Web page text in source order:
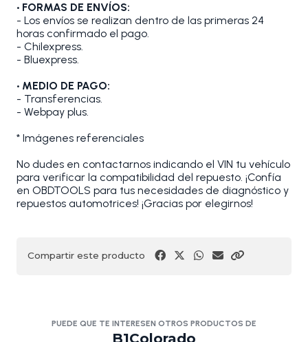
• FORMAS DE ENVÍOS:
- Los envíos se realizan dentro de las primeras 24
horas confirmado el pago.
- Chilexpress.
- Bluexpress.
• MEDIO DE PAGO:
- Transferencias.
- Webpay plus.
* Imágenes referenciales
No dudes en contactarnos indicando el VIN tu vehículo
para verificar la compatibilidad del repuesto. ¡Confía
en OBDTOOLS para tus necesidades de diagnóstico y
repuestos automotrices! ¡Gracias por elegirnos!
Compartir este producto
PUEDE QUE TE INTERESEN OTROS PRODUCTOS DE
B1Colorado